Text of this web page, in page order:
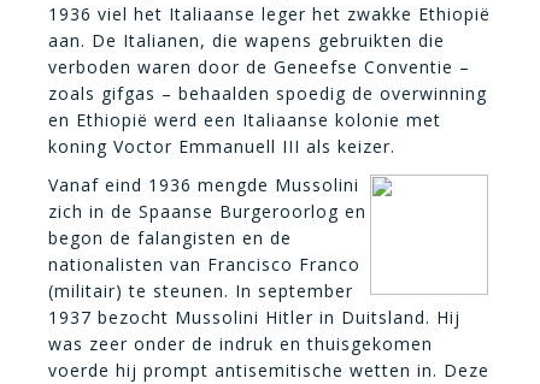
1936 viel het Italiaanse leger het zwakke Ethiopië
aan. De Italianen, die wapens gebruikten die
verboden waren door de Geneefse Conventie –
zoals gifgas – behaalden spoedig de overwinning
en Ethiopië werd een Italiaanse kolonie met
koning Voctor Emmanuell III als keizer.
Vanaf eind 1936 mengde Mussolini
zich in de Spaanse Burgeroorlog en
begon de falangisten en de
nationalisten van Francisco Franco
(militair) te steunen. In september
1937 bezocht Mussolini Hitler in Duitsland. Hij
was zeer onder de indruk en thuisgekomen
voerde hij prompt antisemitische wetten in. Deze